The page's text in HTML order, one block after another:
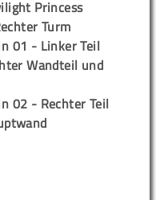
Princess
Turm
01 - Linker Teil
Wandteil und
02 - Rechter Teil